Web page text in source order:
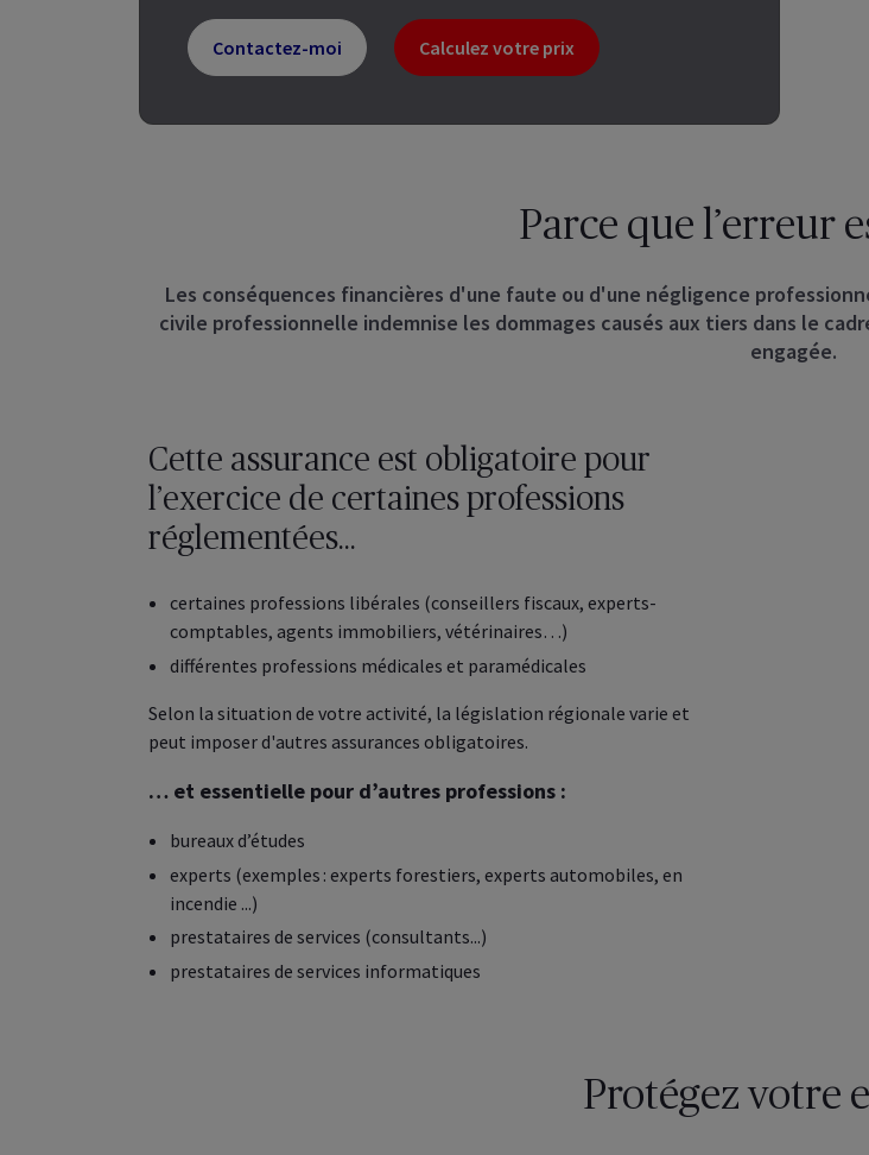
Contactez-moi Calculez votre prix
Parce que l’erreur
Les conséquences financières d'une faute ou d'une négligence
civile professionnelle indemnise les dommages causés aux tiers dans le
engagée.
Cette assurance est obligatoire pour
l’exercice de certaines professions
réglementées…
certaines professions libérales (conseillers fiscaux, experts-
comptables, agents immobiliers, vétérinaires…)
différentes professions médicales et paramédicales
Selon la situation de votre activité, la législation régionale varie et
peut imposer d'autres assurances obligatoires.
… et essentielle pour d’autres professions :
bureaux d’études
experts (exemples : experts forestiers, experts automobiles, en
incendie ...)
prestataires de services (consultants...)
prestataires de services informatiques
Protégez votre